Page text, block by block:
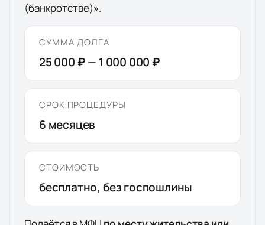
(банкротстве)».
СУММА ДОЛГА
25 000 ₽— 1 000 000 ₽
СРОК ПРОЦЕДУРЫ
6 месяцев
СТОИМОСТЬ
бесплатно, без госпошлины